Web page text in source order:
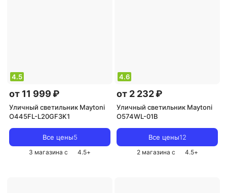
4.5
от 11 999 ₽
Уличный светильник Maytoni
O445FL-L20GF3K1
Все цены5
3 магазина с 4.5+
4.6
от 2 232 ₽
Уличный светильник Maytoni
O574WL-01B
Все цены12
2 магазина с 4.5+